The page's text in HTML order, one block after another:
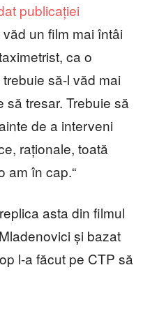
publicației
un film mai întâi
ca o
să-l văd mai
să tresar. Trebuie să
de a interveni
raționale, toată
am în cap.“
asta din filmul
și bazat
l-a făcut pe CTP să